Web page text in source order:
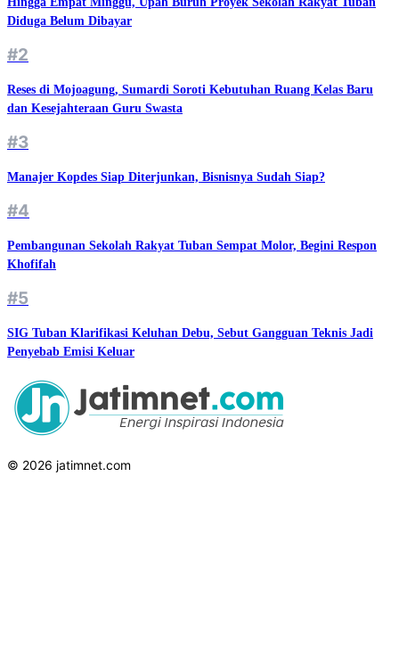
Diduga Belum Dibayar
#2
Reses di Mojoagung, Sumardi Soroti Kebutuhan Ruang Kelas Baru
dan Kesejahteraan Guru Swasta
#3
Manajer Kopdes Siap Diterjunkan, Bisnisnya Sudah Siap?
#4
Pembangunan Sekolah Rakyat Tuban Sempat Molor, Begini Respon
Khofifah
#5
SIG Tuban Klarifikasi Keluhan Debu, Sebut Gangguan Teknis Jadi
Penyebab Emisi Keluar
© 2026 jatimnet.com